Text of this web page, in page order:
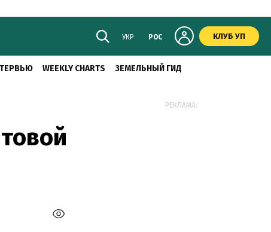
УКР РОС КЛУБ УП
WEEKLY CHARTS ЗЕМЕЛЬНЫЙ ГИД
РЕКЛАМА: